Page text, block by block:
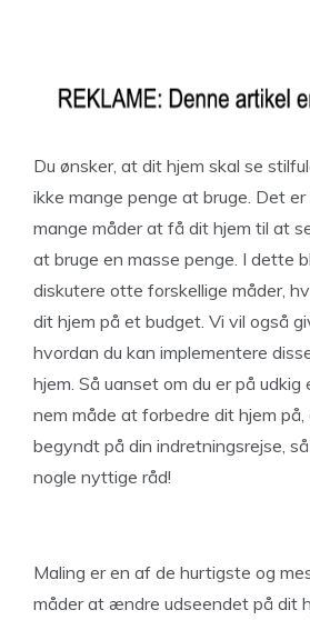
Du ønsker, at dit hjem skal se
ikke mange penge at bruge. Det
mange måder at få dit hjem til at
at bruge en masse penge. I dette
diskutere otte forskellige måder,
dit hjem på et budget. Vi vil også
hvordan du kan implementere
hjem. Så uanset om du er på
nem måde at forbedre dit hjem på,
begyndt på din indretningsrejse,
nogle nyttige råd!
Maling er en af de hurtigste og
måder at ændre udseendet på dit